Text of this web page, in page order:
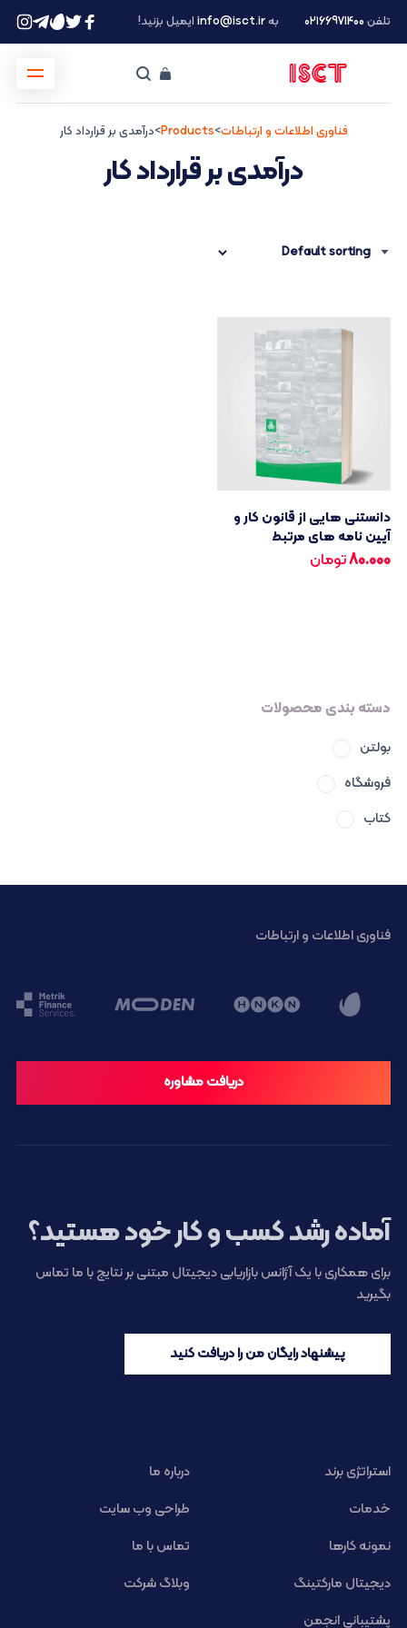
تلفن ۰۲۱66971400 بهinfo@isct.irایمیل بزنید!
فناوری اطلاعات و ارتباطات>
Products
>درآمدی بر قرارداد کار
درآمدی بر قرارداد کار
دانستنی هایی از قانون کار و
آیین نامه های مرتبط
80.000تومان
دسته بندی محصولات
بولتن
فروشگاه
کتاب
فناوری اطلاعات و ارتباطات
دریافت مشاوره
آماده رشد کسب و کار خود هستید؟
برای همکاری با یک آژانس بازاریابی دیجیتال مبتنی بر نتایج با ما تماس
بگیرید
پیشنهاد رایگان من را دریافت کنید
استراتژی برند
درباره ما
خدمات
طراحی وب سایت
نمونه کارها
تماس با ما
دیجیتال مارکتینگ
وبلاگ شرکت
پشتیبانی انجمن